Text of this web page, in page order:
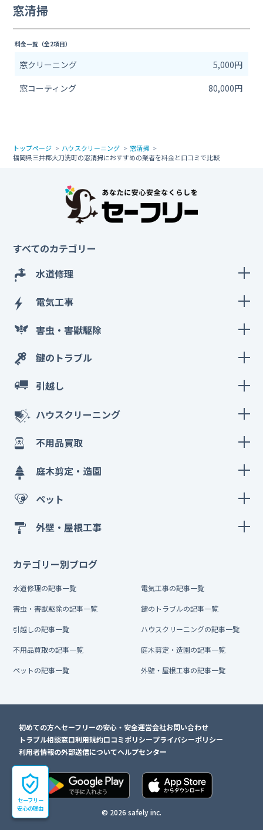
窓清掃
料金一覧（全2項目）
窓クリーニング
5,000円
窓コーティング
80,000円
トップページ ハウスクリーニング
窓清掃
福岡県三井郡大刀洗町の窓清掃におすすめの業者を料金と口コミで比較
セーフリー
安心の理由
すべてのカテゴリー
水道修理
電気工事
害虫・害獣駆除
鍵のトラブル
引越し
ハウスクリーニング
不用品買取
庭木剪定・造園
ペット
外壁・屋根工事
カテゴリー別ブログ
水道修理の記事一覧 電気工事の記事一覧
害虫・害獣駆除の記事一覧 鍵のトラブルの記事一覧
引越しの記事一覧 ハウスクリーニングの記事一覧
不用品買取の記事一覧 庭木剪定・造園の記事一覧
ペットの記事一覧 外壁・屋根工事の記事一覧
初めての方へセーフリーの安心・安全運営会社お問い合わせ
トラブル相談窓口利用規約口コミポリシープライバシーポリシー
利用者情報の外部送信についてヘルプセンター
© 2026 safely inc.